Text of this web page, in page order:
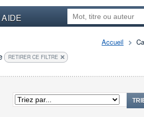
AIDE
Accueil
RETIRER CE FILTRE